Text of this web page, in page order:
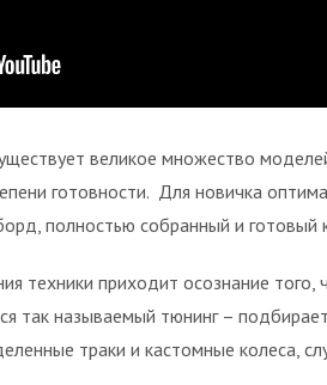
великое множество
готовности. Для новичка
полностью собранный и готовый
техники приходит осознание того,
так называемый тюнинг –
траки и кастомные колеса,